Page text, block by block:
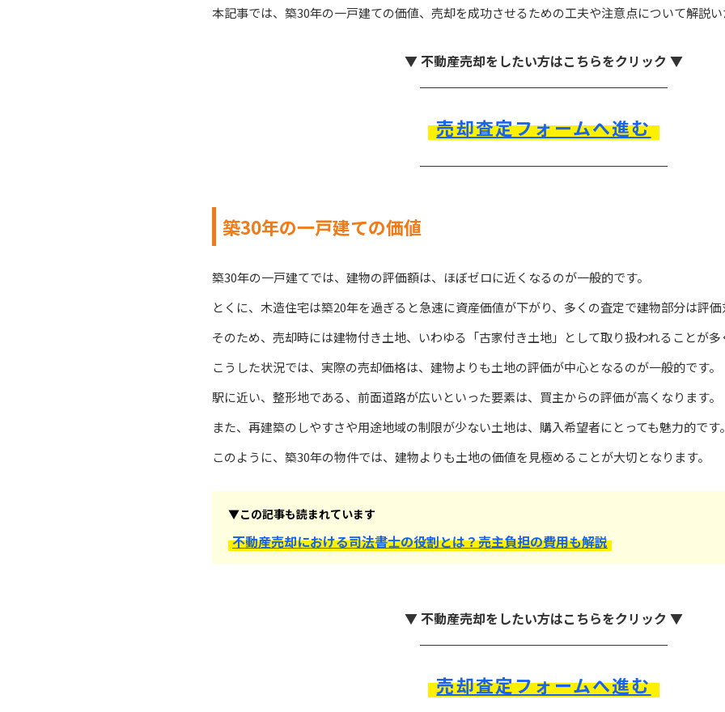
本記事では、築30年の一戸建ての価値、売却を成功させるための工夫や注意点について解説い
▼ 不動産売却をしたい方はこちらをクリック ▼
売却査定フォームへ進む
築30年の一戸建ての価値
築30年の一戸建てでは、建物の評価額は、ほぼゼロに近くなるのが一般的です。
とくに、木造住宅は築20年を過ぎると急速に資産価値が下がり、多くの査定で建物部分は評価
そのため、売却時には建物付き土地、いわゆる「古家付き土地」として取り扱われることが多
こうした状況では、実際の売却価格は、建物よりも土地の評価が中心となるのが一般的です。
駅に近い、整形地である、前面道路が広いといった要素は、買主からの評価が高くなります。
また、再建築のしやすさや用途地域の制限が少ない土地は、購入希望者にとっても魅力的です。
このように、築30年の物件では、建物よりも土地の価値を見極めることが大切となります。
▼この記事も読まれています
不動産売却における司法書士の役割とは？売主負担の費用も解説
▼ 不動産売却をしたい方はこちらをクリック ▼
売却査定フォームへ進む